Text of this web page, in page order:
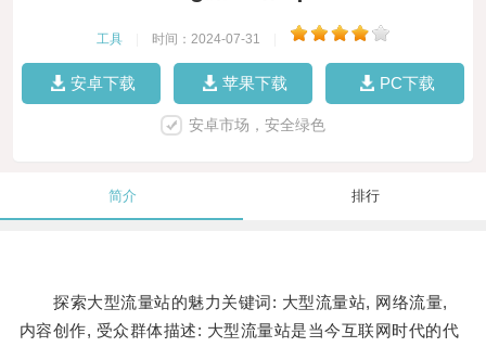
工具 时间：2024-07-31
安卓下载 苹果下载 PC下载
安卓市场，安全绿色
简介 排行
探索大型流量站的魅力关键词: 大型流量站, 网络流量,
内容创作, 受众群体描述: 大型流量站是当今互联网时代的代